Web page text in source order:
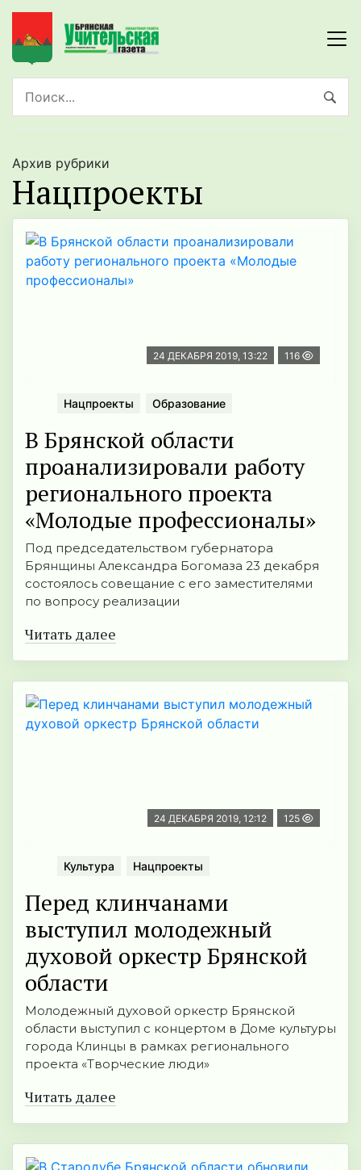
Архив рубрики
Нацпроекты
24 ДЕКАБРЯ 2019, 13:22 116
Нацпроекты Образование
В Брянской области
проанализировали работу
регионального проекта
«Молодые профессионалы»
Под председательс­твом губернатора
Брянщины Александра Богомаза 23 декабря
состоялось совещание с его заместителями
по вопросу реализации
Читать далее
24 ДЕКАБРЯ 2019, 12:12 125
Культура Нацпроекты
Перед клинчанами
выступил молодежный
духовой оркестр Брянской
области
Молодежный духовой оркестр Брянской
области выступил с концертом в Доме культуры
города Клинцы в рамках регионального
проекта «Творческие люди»
Читать далее